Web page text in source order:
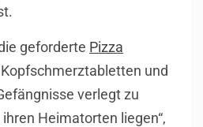
geforderte Pizza
und
verlegt zu
Heimatorten liegen“,